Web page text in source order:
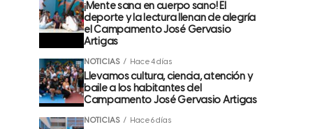
¡Mente sana en cuerpo sano! El
deporte y la lectura llenan de alegría
el Campamento José Gervasio
Artigas
NOTICIAS Hace 4 días
Llevamos cultura, ciencia, atención y
baile a los habitantes del
Campamento José Gervasio Artigas
NOTICIAS Hace 6 días